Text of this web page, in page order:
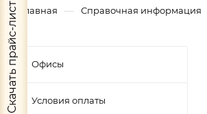
Главная — Справочная информация
Офисы
Условия оплаты
Скачать прайс-лист